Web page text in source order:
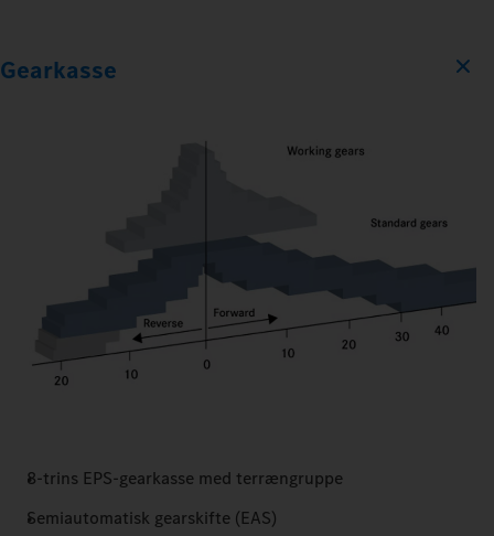
Gearkasse
8-trins EPS-gearkasse med terrængruppe
Semiautomatisk gearskifte (EAS)